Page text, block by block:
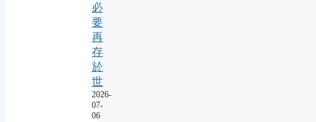
必
要
再
存
於
世
2026-
07-
06